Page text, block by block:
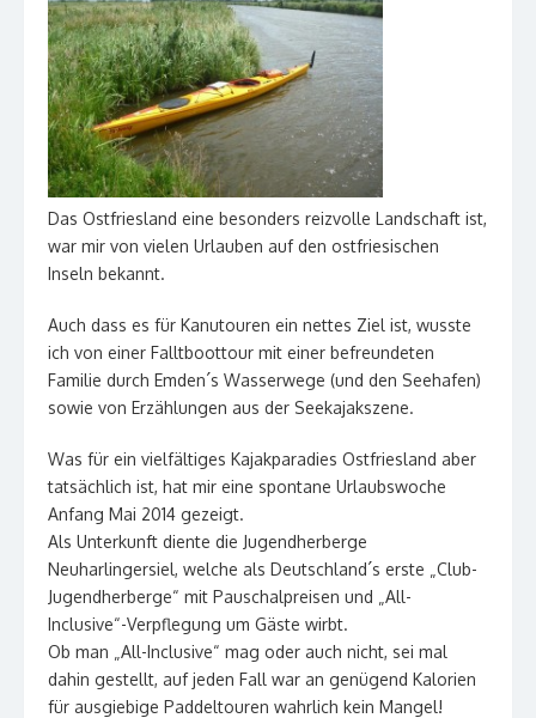
Das Ostfriesland eine besonders reizvolle Landschaft ist,
war mir von vielen Urlauben auf den ostfriesischen
Inseln bekannt.
Auch dass es für Kanutouren ein nettes Ziel ist, wusste
ich von einer Falltboottour mit einer befreundeten
Familie durch Emden´s Wasserwege (und den Seehafen)
sowie von Erzählungen aus der Seekajakszene.
Was für ein vielfältiges Kajakparadies Ostfriesland aber
tatsächlich ist, hat mir eine spontane Urlaubswoche
Anfang Mai 2014 gezeigt.
Als Unterkunft diente die Jugendherberge
Neuharlingersiel, welche als Deutschland´s erste „Club-
Jugendherberge“ mit Pauschalpreisen und „All-
Inclusive“-Verpflegung um Gäste wirbt.
Ob man „All-Inclusive“ mag oder auch nicht, sei mal
dahin gestellt, auf jeden Fall war an genügend Kalorien
für ausgiebige Paddeltouren wahrlich kein Mangel!